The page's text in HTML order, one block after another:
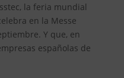
la feria mundial
en la Messe
Y que, en
españolas de